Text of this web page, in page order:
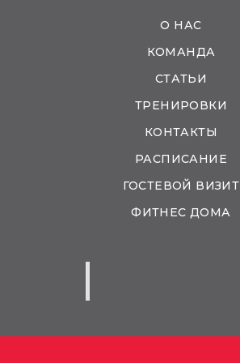
О НАС
КОМАНДА
СТАТЬИ
ТРЕНИРОВКИ
КОНТАКТЫ
РАСПИСАНИЕ
ГОСТЕВОЙ ВИЗИТ
ФИТНЕС ДОМА